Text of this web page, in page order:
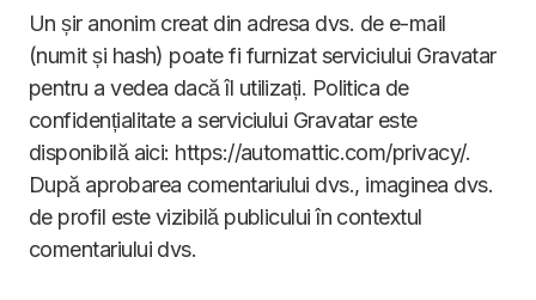
Un șir anonim creat din adresa dvs. de e-mail
(numit și hash) poate fi furnizat serviciului Gravatar
pentru a vedea dacă îl utilizați. Politica de
confidențialitate a serviciului Gravatar este
disponibilă aici: https://automattic.com/privacy/.
După aprobarea comentariului dvs., imaginea dvs.
de profil este vizibilă publicului în contextul
comentariului dvs.